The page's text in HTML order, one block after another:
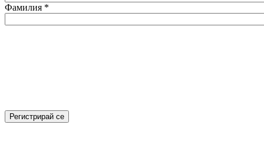
Фамилия *